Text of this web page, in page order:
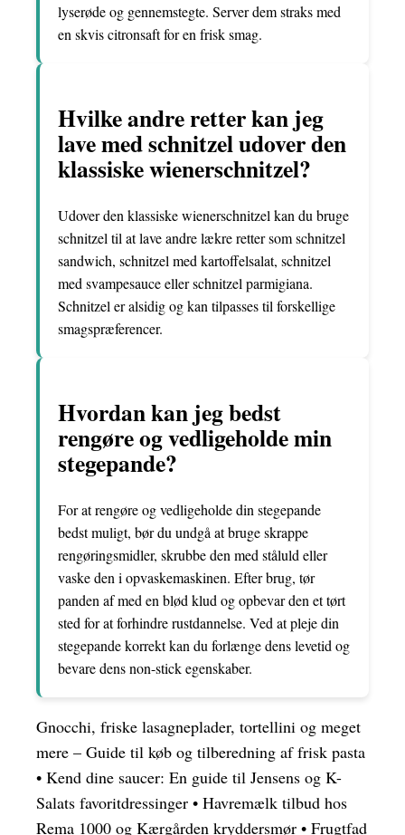
lyserøde og gennemstegte. Server dem straks med
en skvis citronsaft for en frisk smag.
Hvilke andre retter kan jeg
lave med schnitzel udover den
klassiske wienerschnitzel?
Udover den klassiske wienerschnitzel kan du bruge
schnitzel til at lave andre lækre retter som schnitzel
sandwich, schnitzel med kartoffelsalat, schnitzel
med svampesauce eller schnitzel parmigiana.
Schnitzel er alsidig og kan tilpasses til forskellige
smagspræferencer.
Hvordan kan jeg bedst
rengøre og vedligeholde min
stegepande?
For at rengøre og vedligeholde din stegepande
bedst muligt, bør du undgå at bruge skrappe
rengøringsmidler, skrubbe den med ståluld eller
vaske den i opvaskemaskinen. Efter brug, tør
panden af med en blød klud og opbevar den et tørt
sted for at forhindre rustdannelse. Ved at pleje din
stegepande korrekt kan du forlænge dens levetid og
bevare dens non-stick egenskaber.
Gnocchi, friske lasagneplader, tortellini og meget
mere – Guide til køb og tilberedning af frisk pasta
• Kend dine saucer: En guide til Jensens og K-
Salats favoritdressinger • Havremælk tilbud hos
Rema 1000 og Kærgården kryddersmør • Frugtfad